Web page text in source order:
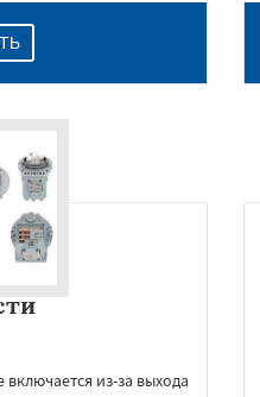
из-за выхода